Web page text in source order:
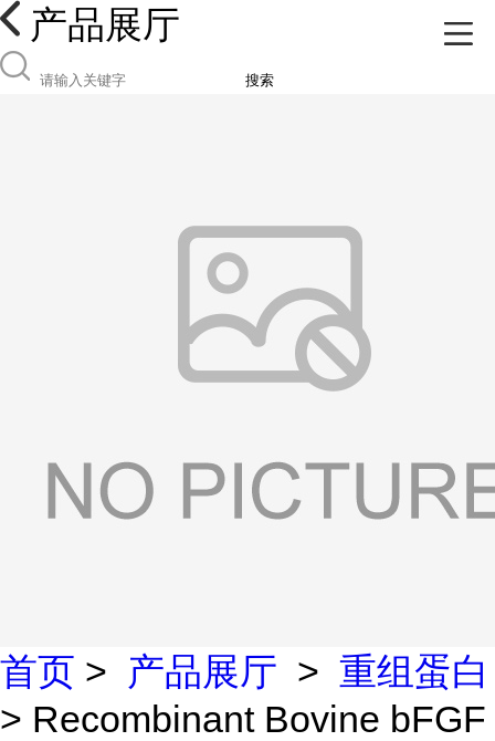
产品展厅
搜索
首页 > 产品展厅 > 重组蛋白
> Recombinant Bovine bFGF